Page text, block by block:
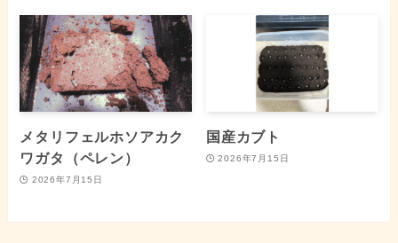
メタリフェルホソアカク
ワガタ（ペレン）
2026年7月15日
国産カブト
2026年7月15日